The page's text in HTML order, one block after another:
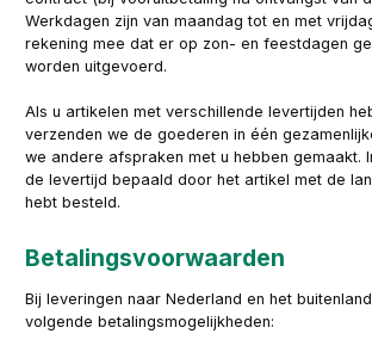
Werkdagen zijn van maandag tot en met
rekening mee dat er op zon- en feestdagen
worden uitgevoerd.
Als u artikelen met verschillende levertijden
verzenden we de goederen in één
we andere afspraken met u hebben gemaakt.
de levertijd bepaald door het artikel met de
hebt besteld.
Betalingsvoorwaarden
Bij leveringen naar Nederland en het
volgende betalingsmogelijkheden: